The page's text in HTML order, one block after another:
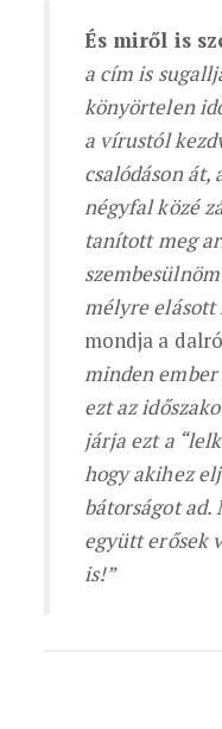
És miről is
a cím is
könyörtelen
a vírustól
csalódáson
négyfal közé
tanított meg
mélyre
mondja a
minden
ezt az
járja ezt a “
hogy akihez
bátorságot ad.
együtt erősek
is!”